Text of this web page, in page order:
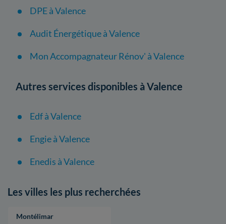
DPE à Valence
Audit Énergétique à Valence
Mon Accompagnateur Rénov' à Valence
Autres services disponibles à Valence
Edf à Valence
Engie à Valence
Enedis à Valence
Les villes les plus recherchées
Montélimar